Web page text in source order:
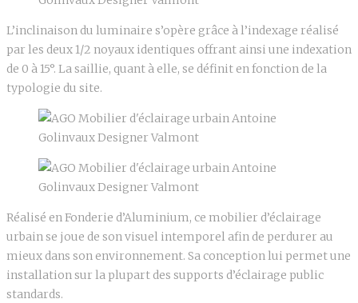
L’inclinaison du luminaire s’opère grâce à l’indexage réalisé
par les deux 1/2 noyaux identiques offrant ainsi une indexation
de 0 à 15°. La saillie, quant à elle, se définit en fonction de la
typologie du site.
Réalisé en Fonderie d’Aluminium, ce mobilier d’éclairage
urbain se joue de son visuel intemporel afin de perdurer au
mieux dans son environnement. Sa conception lui permet une
installation sur la plupart des supports d’éclairage public
standards.